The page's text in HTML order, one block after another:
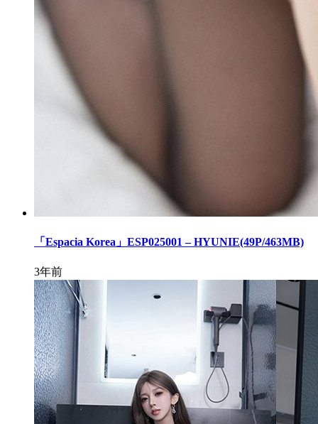
「Espacia Korea」ESP025001 – HYUNIE(49P/463MB)
3年前